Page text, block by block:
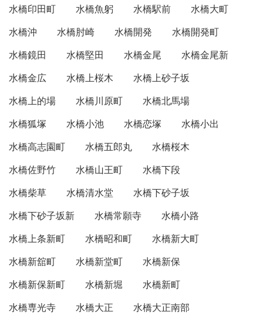
水橋印田町
水橋魚躬 水橋駅前
水橋大町
水橋沖
水橋肘崎 水橋開発
水橋開発町
水橋鏡田
水橋堅田 水橋金尾
水橋金尾新
水橋金広
水橋上桜木
水橋上砂子坂
水橋上的場
水橋川原町
水橋北馬場
水橋狐塚
水橋小池 水橋恋塚
水橋小出
水橋高志園町
水橋五郎丸
水橋桜木
水橋佐野竹
水橋山王町
水橋下段
水橋柴草
水橋清水堂
水橋下砂子坂
水橋下砂子坂新
水橋常願寺
水橋小路
水橋上条新町
水橋昭和町
水橋新大町
水橋新舘町
水橋新堂町
水橋新保
水橋新保新町
水橋新堀
水橋新町
水橋専光寺
水橋大正
水橋大正南部